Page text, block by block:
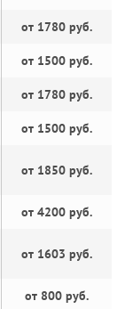
от 1780 руб.
от 1500 руб.
от 1780 руб.
от 1500 руб.
от 1850 руб.
от 4200 руб.
от 1603 руб.
от 800 руб.